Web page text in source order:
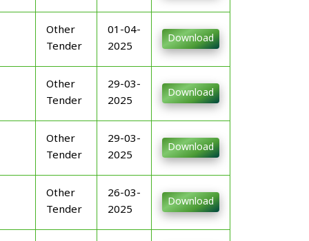
Other
Tender
01-04-
2025
Download
Other
Tender
29-03-
2025
Download
Other
Tender
29-03-
2025
Download
Other
Tender
26-03-
2025
Download